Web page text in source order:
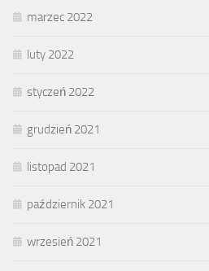
marzec 2022
luty 2022
styczeń 2022
grudzień 2021
listopad 2021
październik 2021
wrzesień 2021